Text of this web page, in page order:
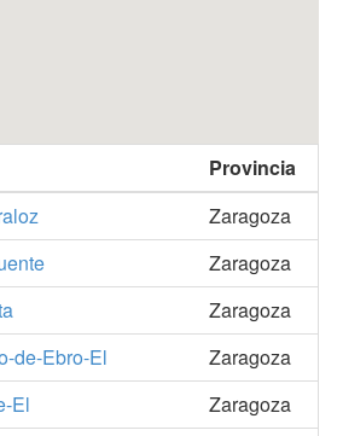
Provincia
Zaragoza
Zaragoza
Zaragoza
de-Ebro-El
Zaragoza
El
Zaragoza